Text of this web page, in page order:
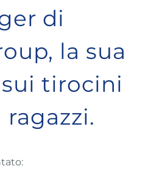
di
la sua
tirocini